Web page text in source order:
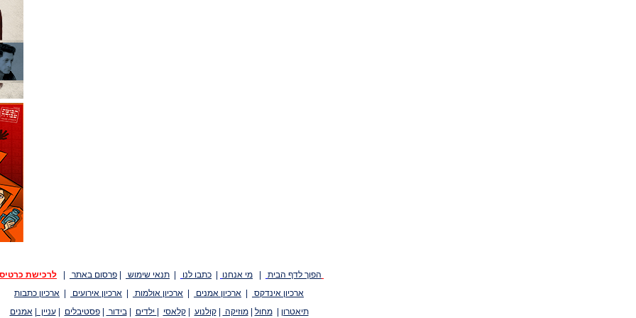
הפוך לדף הבית מי אנחנו כתבו לנו תנאי שימוש פרסום באתר
לרכישת
ארכיון אינדקס
ארכיון אמנים ארכיון אולמות ארכיון אירועים
ארכיון כתבות
תיאטרון
|מחול |מוזיקה |קולנוע |קלאסי ילדים |בידור |פסטיבלים |עניין |אמנים